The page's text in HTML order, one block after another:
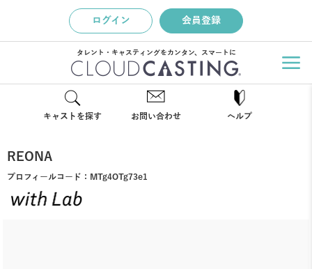
ログイン 会員登録
タレント・キャスティングをカンタン、スマートに
キャストを探す お問い合わせ ヘルプ
REONA
プロフィールコード： MTg4OTg73e1